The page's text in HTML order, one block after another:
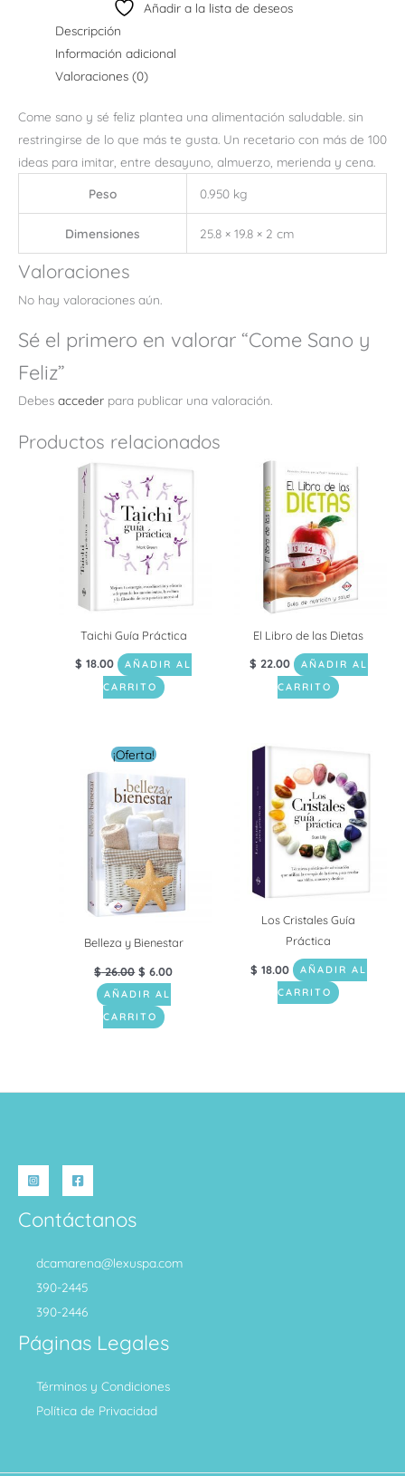
Añadir a la lista de deseos
Descripción
Información adicional
Valoraciones (0)
Come sano y sé feliz plantea una alimentación saludable. sin
restringirse de lo que más te gusta. Un recetario con más de 100
ideas para imitar, entre desayuno, almuerzo, merienda y cena.
Peso 0.950 kg
Dimensiones 25.8 × 19.8 × 2 cm
Valoraciones
No hay valoraciones aún.
Sé el primero en valorar “Come Sano y
Feliz”
Debes acceder para publicar una valoración.
Productos relacionados
Taichi Guía Práctica
$ 18.00
AÑADIR AL
CARRITO
El Libro de las Dietas
$ 22.00
AÑADIR AL
CARRITO
¡Oferta!
Belleza y Bienestar
$26.00
El
precio
original
era:
$ 26.00.
$ 6.00
actual
AÑADIR AL
CARRITO
Los Cristales Guía
Práctica
$ 18.00
AÑADIR AL
CARRITO
Contáctanos
dcamarena@lexuspa.com
390-2445
390-2446
Páginas Legales
Términos y Condiciones
Política de Privacidad